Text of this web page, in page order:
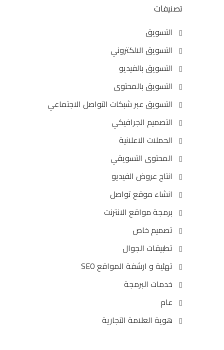
تصنيفات
التسويق
التسويق الالكتروني
التسويق بالفيديو
التسويق بالمحتوى
التسويق عبر شبكات التواصل الاجتماعي
التصميم الجرافيكي
الحملات الاعلانية
المحتوى التسويقي
انتاج عروض الفيديو
انشاء موقع تواصل
برمجة مواقع الانترنت
تصميم خاص
تطبيقات الجوال
تهئية و ارشفة المواقع SEO
خدمات البرمجة
عام
هوية العلامة التجارية